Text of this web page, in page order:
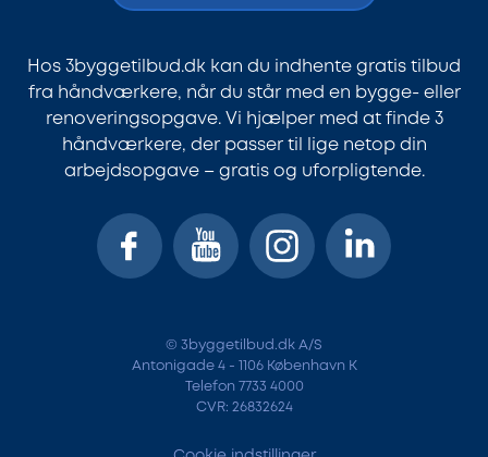
Hos 3byggetilbud.dk kan du indhente gratis tilbud
fra håndværkere, når du står med en bygge- eller
renoveringsopgave. Vi hjælper med at finde 3
håndværkere, der passer til lige netop din
arbejdsopgave – gratis og uforpligtende.
© 3byggetilbud.dk A/S
Antonigade 4 - 1106 København K
Telefon 7733 4000
CVR: 26832624